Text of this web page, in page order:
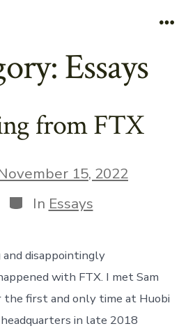
Essays
from FTX
15, 2022
Categories
In Essays
disappointingly
with FTX. I met Sam
the first and only time at Huobi
headquarters in late 2018